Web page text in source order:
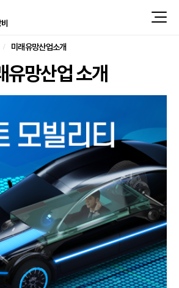
미래유망산업소개
유망산업 소개